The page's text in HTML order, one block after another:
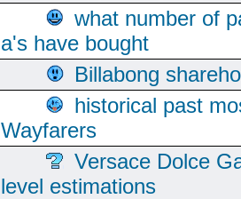
what number of
a's have bought
Billabong
historical past
Wayfarers
Versace Dolce
level estimations